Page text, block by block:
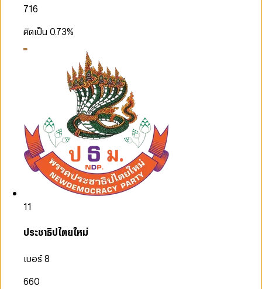
716
คิดเป็น0.73%
11
ประชาธิปไตยใหม่
เบอร์ 8
660